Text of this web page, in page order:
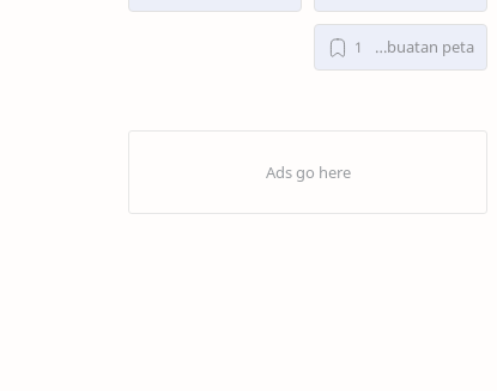
layanan pembuatan peta